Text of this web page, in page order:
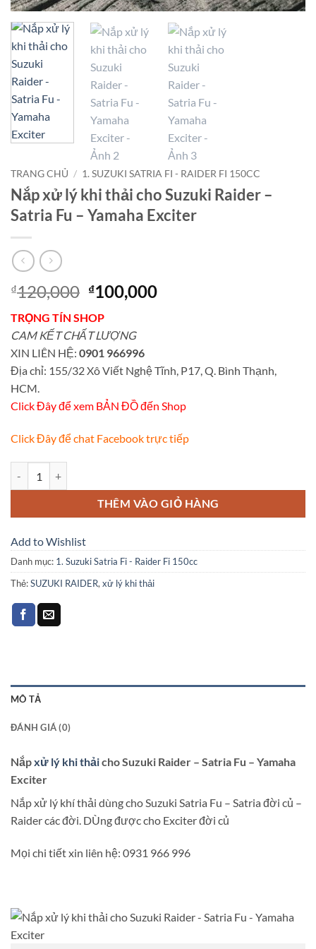
TRANG CHỦ / 1. SUZUKI SATRIA FI - RAIDER FI 150CC
Nắp xử lý khi thải cho Suzuki Raider –
Satria Fu – Yamaha Exciter
₫120,000 Giá
là:
₫120,000.
₫100,000Giá
TRỌNG TÍN SHOP
CAM KẾT CHẤT LƯỢNG
XIN LIÊN HỆ: 0901 966996
Địa chỉ: 155/32 Xô Viết Nghệ Tĩnh, P17, Q. Bình Thạnh,
HCM.
Click Đây để xem BẢN ĐỒ đến Shop
Click Đây để chat Facebook trực tiếp
THÊM VÀO GIỎ HÀNG
Add to Wishlist
Danh mục: 1. Suzuki Satria Fi - Raider Fi 150cc
Thẻ:SUZUKI RAIDER, xử lý khi thải
MÔ TẢ
ĐÁNH GIÁ (0)
Nắpxử lý khi thảicho Suzuki Raider – Satria Fu – Yamaha
Exciter
Nắp xử lý khí thải dùng cho Suzuki Satria Fu – Satria đời củ –
Raider các đời. DÙng được cho Exciter đời củ
Mọi chi tiết xin liên hệ: 0931 966 996